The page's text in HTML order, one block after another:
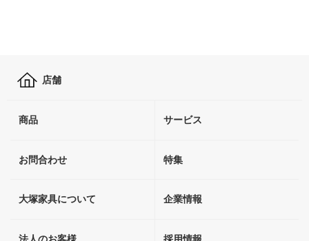
店舗
商品 サービス
お問合わせ 特集
大塚家具について 企業情報